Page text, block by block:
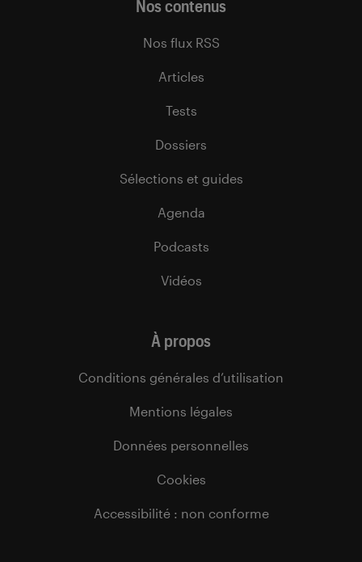
Nos contenus
Nos flux RSS
Articles
Tests
Dossiers
Sélections et guides
Agenda
Podcasts
Vidéos
À propos
Conditions générales d’utilisation
Mentions légales
Données personnelles
Cookies
Accessibilité : non conforme